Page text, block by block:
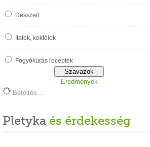
Desszert
Italok, koktélok
Fogyókúrás receptek
Eredmények
Betöltés ...
Pletyka és érdekesség